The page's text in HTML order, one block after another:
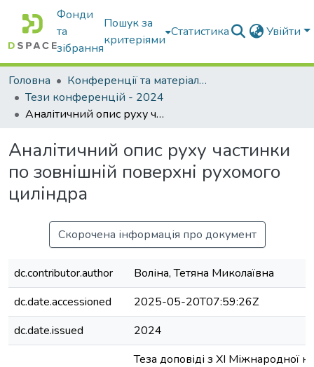
Фонди
та
зібрання
Пошук за
критеріями
Статистика Увійти
Головна
Конференції та матеріали конференцій
Тези конференцій - 2024
Аналітичний опис руху частинки по зовнішній поверхні рухомого циліндра
Аналітичний опис руху частинки
по зовнішній поверхні рухомого
циліндра
Скорочена інформація про документ
dc.contributor.author
Воліна, Тетяна Миколаївна
dc.date.accessioned
2025-05-20T07:59:26Z
dc.date.issued
2024
Теза доповіді з ХІ Міжнародної